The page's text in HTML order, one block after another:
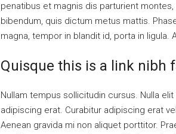
penatibus et magnis dis parturient
bibendum, quis dictum metus mattis.
magna, tempor in blandit id, porta in
Quisque this is a link nibh
Nullam tempus sollicitudin cursus. Nulla
adipiscing erat. Curabitur adipiscing erat
Aenean gravida mi non aliquet porttitor.